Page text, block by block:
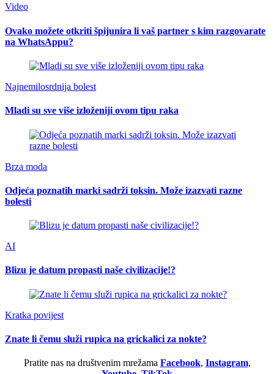
Video
Ovako možete otkriti špijunira li vaš partner s kim razgovarate
na WhatsAppu?
Najnemilosrdnija bolest
Mladi su sve više izloženiji ovom tipu raka
Brza moda
Odjeća poznatih marki sadrži toksin. Može izazvati razne
bolesti
AI
Blizu je datum propasti naše civilizacije!?
Kratka povijest
Znate li čemu služi rupica na grickalici za nokte?
Pratite nas na društvenim mrežama Facebook, Instagram,